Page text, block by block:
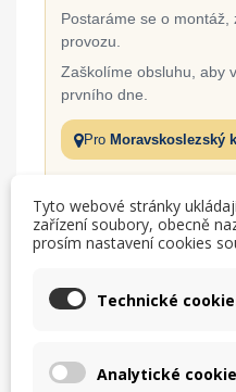
Postaráme se o
provozu.
Zaškolíme obsluhu, aby
prvního dne.
Pro Moravskoslezský
Uvedení do
Zaškolení obsluhy
Tyto webové stránky
zařízení soubory, obecně
prosím nastavení cookies
Technické
Analytické